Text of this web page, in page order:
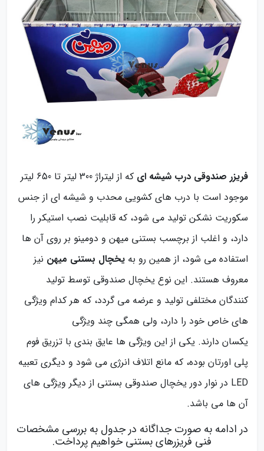
فریزر صندوقی درب شیشه ای
که از لیتراژ 300 لیتر تا 650 لیتر
موجود است با درب های کشویی محدب و شیشه ای از جنس
سکوریت نشکن تولید می شود، که قابلیت نصب استیکر را
دارد، و اغلب از برچسب بستنی میهن و دومینو بر روی آن ها
استفاده می شود، از همین رو به یخچال بستنی میهن نیز
معروف هستند. این نوع یخچال صندوقی توسط تولید
کنندگان مختلفی تولید و عرضه می گردد، که هر کدام ویژگی
های خاص خود را دارد، ولی همگی چند ویژگی
یکسان دارند. یکی از این ویژگی ها عایق بندی با تزریق فوم
پلی اورتان بوده، که مانع اتلاف انرژی می شود و دیگری تعبیه
LED در نوار دور یخچال صندوقی بستنی از دیگر ویژگی های
آن ها می باشد.
در ادامه به صورت جداگانه در جدول به بررسی مشخصات
فنی فریزرهای بستنی خواهیم پرداخت.